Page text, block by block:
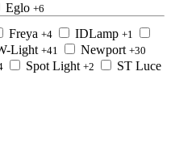
Eglo +6
Freya +4 IDLamp +1
Light +41 Newport +30
Spot Light +2 ST Luce